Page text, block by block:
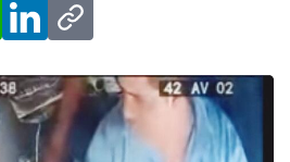
LinkedInCopy link